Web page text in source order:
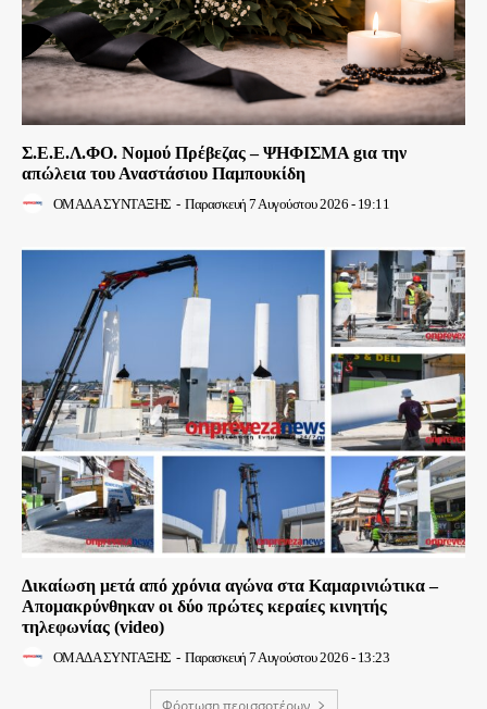
Σ.Ε.Ε.Λ.ΦΟ. Νομού Πρέβεζας – ΨΗΦΙΣΜΑ gια την
απώλεια του Αναστάσιου Παμπουκίδη
ΟΜΑΔΑ ΣΥΝΤΑΞΗΣ - Παρασκευή 7 Αυγούστου 2026 - 19:11
Δικαίωση μετά από χρόνια αγώνα στα Καμαρινιώτικα –
Απομακρύνθηκαν οι δύο πρώτες κεραίες κινητής
τηλεφωνίας (video)
ΟΜΑΔΑ ΣΥΝΤΑΞΗΣ - Παρασκευή 7 Αυγούστου 2026 - 13:23
Φόρτωση περισσοτέρων